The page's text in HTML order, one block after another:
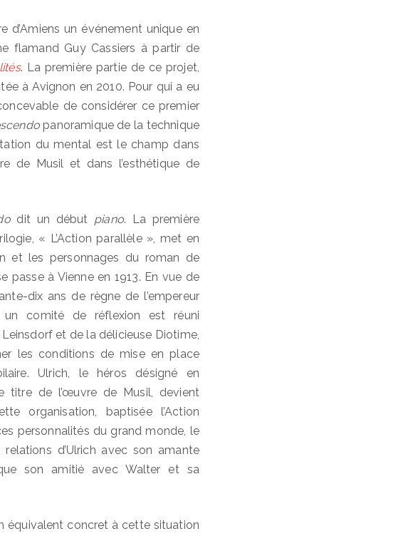
un événement unique en
flamand Guy Cassiers à partir de
. La première partie de ce projet,
à Avignon en 2010. Pour qui a eu
de considérer ce premier
panoramique de la technique
du mental est le champ dans
de Musil et dans l’esthétique de
dit un début piano. La première
« L’Action parallèle », met en
et les personnages du roman de
passe à Vienne en 1913. En vue de
dix ans de règne de l’empereur
un comité de réflexion est réuni
et de la délicieuse Diotime,
les conditions de mise en place
Ulrich, le héros désigné en
titre de l’œuvre de Musil, devient
organisation, baptisée l’Action
personnalités du grand monde, le
d’Ulrich avec son amante
son amitié avec Walter et sa
équivalent concret à cette situation